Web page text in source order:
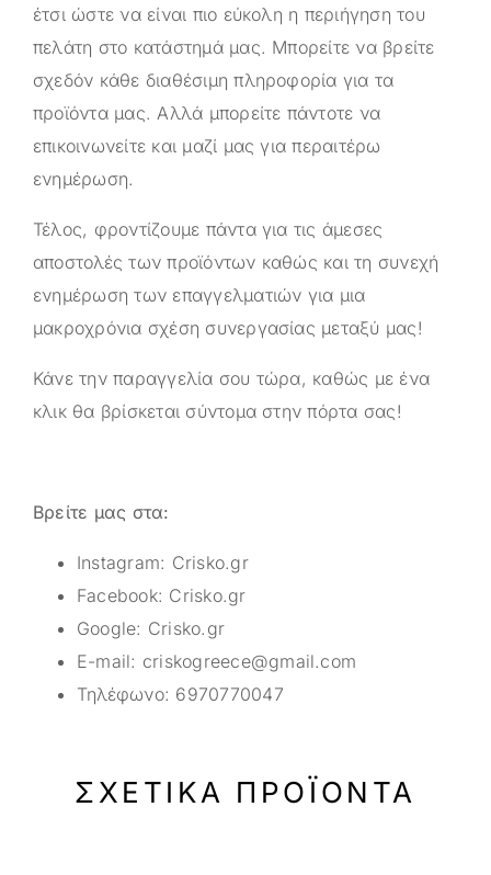
έτσι ώστε να είναι πιο εύκολη η περιήγηση του
πελάτη στο κατάστημά μας. Μπορείτε να βρείτε
σχεδόν κάθε διαθέσιμη πληροφορία για τα
προϊόντα μας. Αλλά μπορείτε πάντοτε να
επικοινωνείτε και μαζί μας για περαιτέρω
ενημέρωση.
Τέλος, φροντίζουμε πάντα για τις άμεσες
αποστολές των προϊόντων καθώς και τη συνεχή
ενημέρωση των επαγγελματιών για μια
μακροχρόνια σχέση συνεργασίας μεταξύ μας!
Κάνε την παραγγελία σου τώρα, καθώς με ένα
κλικ θα βρίσκεται σύντομα στην πόρτα σας!
Βρείτε μας στα:
Instagram: Crisko.gr
Facebook: Crisko.gr
Google: Crisko.gr
E-mail: criskogreece@gmail.com
Τηλέφωνο: 6970770047
ΣΧΕΤΙΚΆ ΠΡΟΪΌΝΤΑ